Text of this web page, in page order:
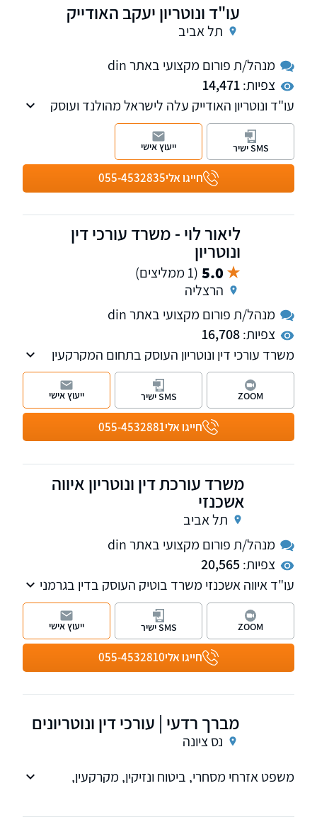
עו"ד ונוטריון יעקב האודייק
תל אביב
מנהל/ת פורום מקצועי באתר din
צפיות:14,471
עו"ד ונוטריון האודייק עלה לישראל מהולנד ועוסק
בהוצאת אזרחות הולנדית והשקעות נדל"ן בהולנד.
כמו כן, מספק שרותי תרגום נוטריוני מהשפות
הולנדית, פלמית, גרמנית, אנגלית, ועברית
חייגו אלי055-4532835
SMS ישיר ייעוץ אישי
ליאור לוי - משרד עורכי דין
ונוטריון
5.0 (1 ממליצים)
הרצליה
מנהל/ת פורום מקצועי באתר din
צפיות:16,708
משרד עורכי דין ונוטריון העוסק בתחום המקרקעין
ומתמקצע בתחום "מחיר למשתכן", רכישת דירות
מקבלן והסכמי מכר (יד שניה).
חייגו אלי055-4532881
ZOOM SMS ישיר ייעוץ אישי
משרד עורכת דין ונוטריון איווה
אשכנזי
תל אביב
מנהל/ת פורום מקצועי באתר din
צפיות:20,565
עו"ד איווה אשכנזי משרד בוטיק העוסק בדין בגרמני
והאוסטרי, בנדל"ן וייפוי כוח מתמשך. המשרד ייחודי
ונותן מענה במגוון רחב של שפות
חייגו אלי055-4532810
ZOOM SMS ישיר ייעוץ אישי
מברך רדעי | עורכי דין ונוטריונים
נס ציונה
משפט אזרחי מסחרי, ביטוח ונזיקין, מקרקעין,